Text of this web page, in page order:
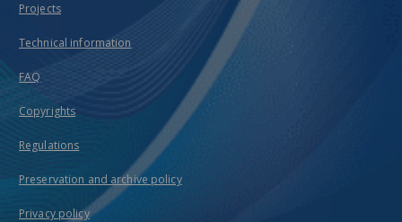
Projects
Technical information
FAQ
Copyrights
Regulations
Preservation and archive policy
Privacy policy